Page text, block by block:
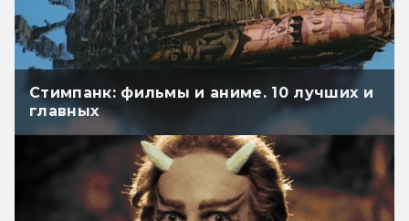
Стимпанк: фильмы и аниме. 10 лучших и
главных